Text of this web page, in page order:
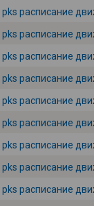
pks расписание
pks расписание
pks расписание
pks расписание
pks расписание
pks расписание
pks расписание
pks расписание
pks расписание